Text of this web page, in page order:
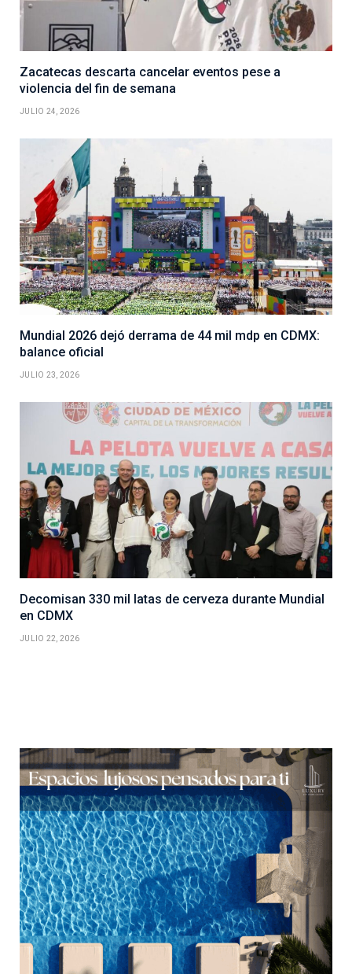
Zacatecas descarta cancelar eventos pese a
violencia del fin de semana
JULIO 24, 2026
Mundial 2026 dejó derrama de 44 mil mdp en CDMX:
balance oficial
JULIO 23, 2026
Decomisan 330 mil latas de cerveza durante Mundial
en CDMX
JULIO 22, 2026